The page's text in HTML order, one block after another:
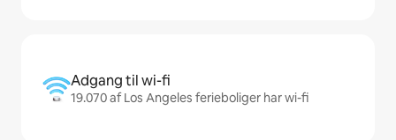
Adgang til wi-fi
19.070 af Los Angeles ferieboliger har wi-fi